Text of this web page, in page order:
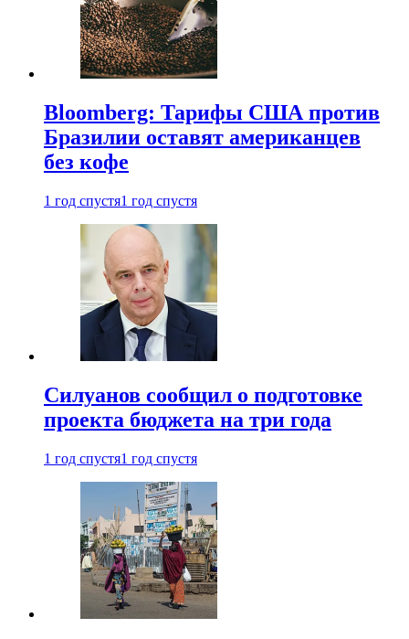
Bloomberg: Тарифы США против
Бразилии оставят американцев
без кофе
1 год спустя1 год спустя
Силуанов сообщил о подготовке
проекта бюджета на три года
1 год спустя1 год спустя